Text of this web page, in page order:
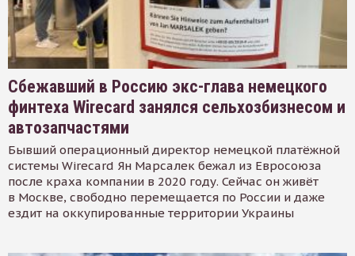
Сбежавший в Россию экс-глава немецкого
финтеха Wirecard занялся сельхозбизнесом и
автозапчастями
Бывший операционный директор немецкой платёжной
системы Wirecard Ян Марсалек бежал из Евросоюза
после краха компании в 2020 году. Сейчас он живёт
в Москве, свободно перемещается по России и даже
ездит на оккупированные территории Украины